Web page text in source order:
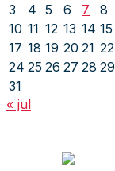
3
4 5 6 7 8
10 11 12 13 14 15
17 18 19 20 21 22
24 25 26 27 28 29
31
« jul